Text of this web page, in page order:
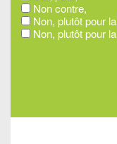
Non contre,
Non, plutôt pour
Non, plutôt pour